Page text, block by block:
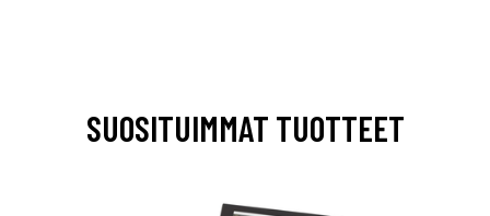
SUOSITUIMMAT TUOTTEET